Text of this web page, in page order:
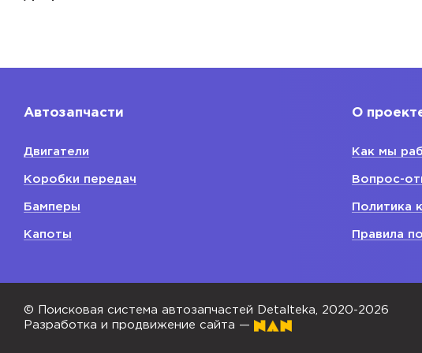
Автозапчасти
Двигатели
Коробки передач
Бамперы
Капоты
О
Как мы
Вопрос-
Политика
Правила
© Поисковая система автозапчастей Detalteka, 2020-2026
Разработка и продвижение сайта —